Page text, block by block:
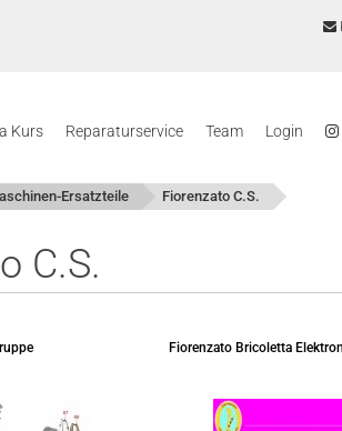
Kurs Reparaturservice Team Login
Ersatzteile Fiorenzato C.S.
C.S.
Fiorenzato Bricoletta